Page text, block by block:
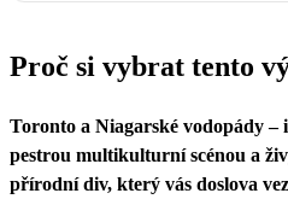
Proč si vybrat tento
Toronto a Niagarské vodopády
pestrou multikulturní scénou a
přírodní div, který vás doslova